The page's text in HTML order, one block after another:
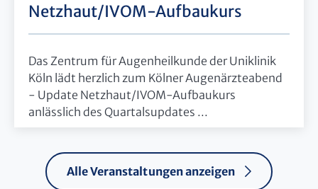
Netzhaut/IVOM-Aufbaukurs
Das Zentrum für Augenheilkunde der Uniklinik
Köln lädt herzlich zum Kölner Augenärzteabend
- Update Netzhaut/IVOM-Aufbaukurs
anlässlich des Quartalsupdates ...
Alle Veranstaltungen anzeigen